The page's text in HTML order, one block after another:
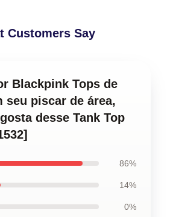
Customers Say
Blackpink Tops de
seu piscar de área,
desse Tank Top
86%
14%
0%